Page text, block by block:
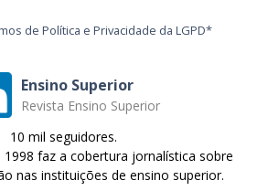
de Política e Privacidade da LGPD*
Ensino Superior
Revista Ensino Superior
10 mil seguidores.
faz a cobertura jornalística sobre
nas instituições de ensino superior.